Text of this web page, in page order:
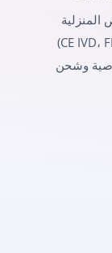
الأصلية والمعتمدة عالميًا (CE IVD، FDA، MHRA، WHO)
وشحن